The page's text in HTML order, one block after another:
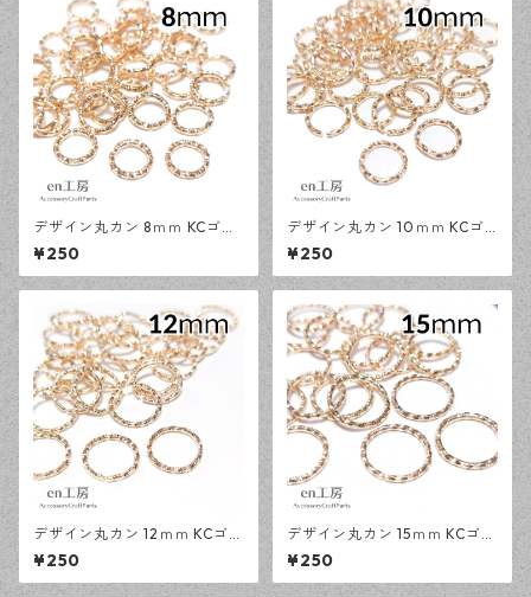
デザイン丸カン 8ｍｍ KCゴー
ルド 100個 ローレット加工 レ
ジン ハンドメイド アクセサリ
ーパーツ 【en工房】
¥250
デザイン丸カン 10ｍｍ KCゴ
ールド 80個 ローレット加工
レジン ハンドメイド アクセサ
リーパーツ 【en工房】
¥250
デザイン丸カン 12ｍｍ KCゴー
ルド 60個 ローレット加工 レ
ジン ハンドメイド アクセサリ
ーパーツ 【en工房】
¥250
デザイン丸カン 15ｍｍ KCゴー
ルド 50個 ローレット加工 レ
ジン ハンドメイド アクセサリ
ーパーツ 【en工房】
¥250